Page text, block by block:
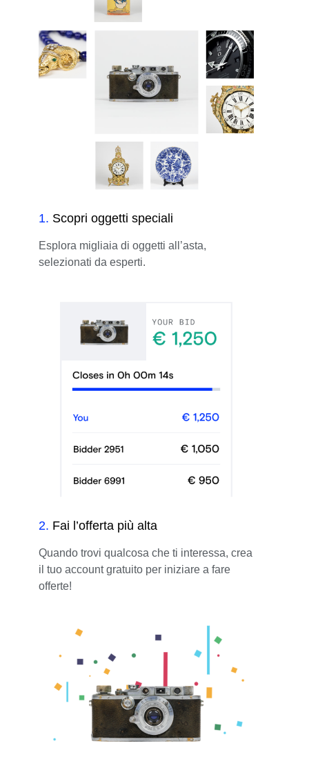
1. Scopri oggetti speciali
Esplora migliaia di oggetti all’asta,
selezionati da esperti.
2. Fai l’offerta più alta
Quando trovi qualcosa che ti interessa, crea
il tuo account gratuito per iniziare a fare
offerte!